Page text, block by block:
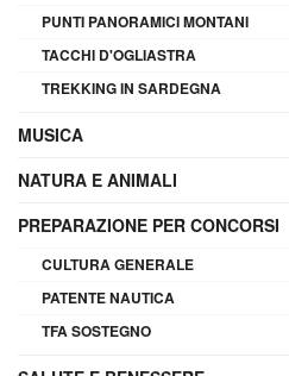
PUNTI PANORAMICI MONTANI
TACCHI D'OGLIASTRA
TREKKING IN SARDEGNA
MUSICA
NATURA E ANIMALI
PREPARAZIONE PER CONCORSI
CULTURA GENERALE
PATENTE NAUTICA
TFA SOSTEGNO